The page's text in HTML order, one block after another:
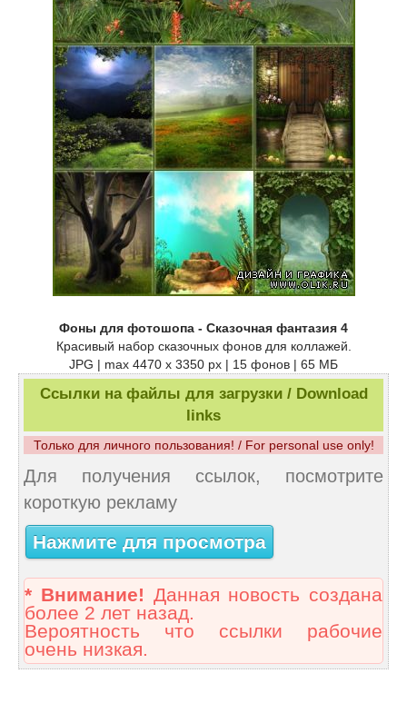
Фоны для фотошопа - Сказочная фантазия 4
Красивый набор сказочных фонов для коллажей.
JPG | max 4470 x 3350 px | 15 фонов | 65 МБ
Ссылки на файлы для загрузки / Download
links
Только для личного пользования! / For personal use only!
Для получения ссылок, посмотрите
короткую рекламу
Нажмите для просмотра
* Внимание! Данная новость создана
более 2 лет назад.
Вероятность что ссылки рабочие
очень низкая.